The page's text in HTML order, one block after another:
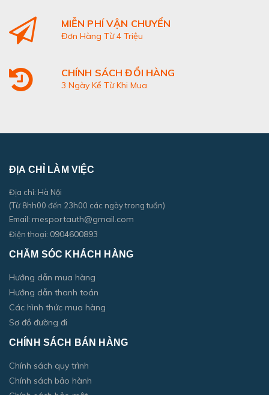
MIỄN PHÍ VẬN CHUYỂN
Đơn Hàng Từ 4 Triệu
CHÍNH SÁCH ĐỔI HÀNG
3 Ngày Kể Từ Khi Mua
ĐỊA CHỈ LÀM VIỆC
Địa chỉ: Hà Nội
(Từ 8hh00 đến 23h00 các ngày trong tuần)
Email: mesportauth@gmail.com
Điện thoại: 0904600893
CHĂM SÓC KHÁCH HÀNG
Hướng dẫn mua hàng
Hướng dẫn thanh toán
Các hình thức mua hàng
Sơ đồ đường đi
CHÍNH SÁCH BÁN HÀNG
Chính sách quy trình
Chính sách bảo hành